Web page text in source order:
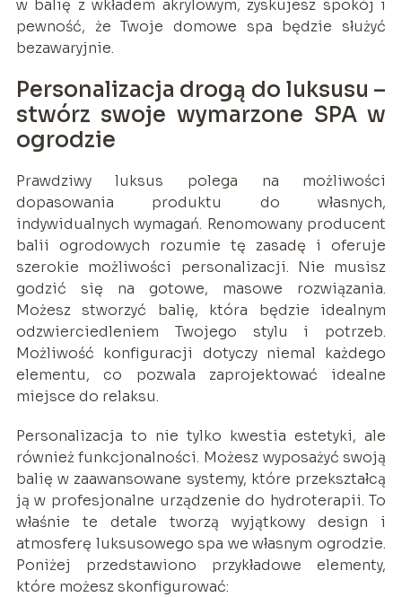
w balię z wkładem akrylowym, zyskujesz spokój i
pewność, że Twoje domowe spa będzie służyć
bezawaryjnie.
Personalizacja drogą do luksusu –
stwórz swoje wymarzone SPA w
ogrodzie
Prawdziwy luksus polega na możliwości
dopasowania produktu do własnych,
indywidualnych wymagań. Renomowany producent
balii ogrodowych rozumie tę zasadę i oferuje
szerokie możliwości personalizacji. Nie musisz
godzić się na gotowe, masowe rozwiązania.
Możesz stworzyć balię, która będzie idealnym
odzwierciedleniem Twojego stylu i potrzeb.
Możliwość konfiguracji dotyczy niemal każdego
elementu, co pozwala zaprojektować idealne
miejsce do relaksu.
Personalizacja to nie tylko kwestia estetyki, ale
również funkcjonalności. Możesz wyposażyć swoją
balię w zaawansowane systemy, które przekształcą
ją w profesjonalne urządzenie do hydroterapii. To
właśnie te detale tworzą wyjątkowy design i
atmosferę luksusowego spa we własnym ogrodzie.
Poniżej przedstawiono przykładowe elementy,
które możesz skonfigurować: